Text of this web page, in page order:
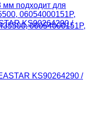
мм подходит для
06054000151P,
KS90264290 /